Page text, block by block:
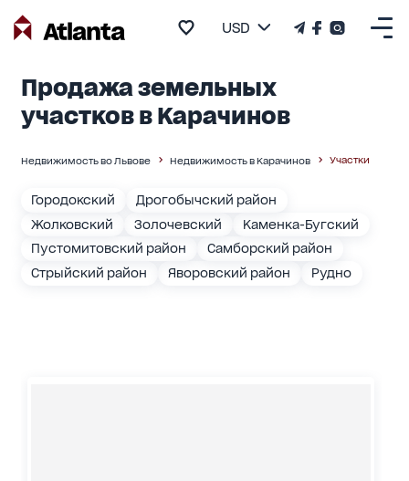
USD
Продажа земельных
участков в Карачинов
Недвижимость во Львове Недвижимость в Карачинов Участки
Городокский
Дрогобычский район
Жолковский
Золочевский
Каменка-Бугский
Пустомитовский район
Самборский район
Стрыйский район
Яворовский район Рудно